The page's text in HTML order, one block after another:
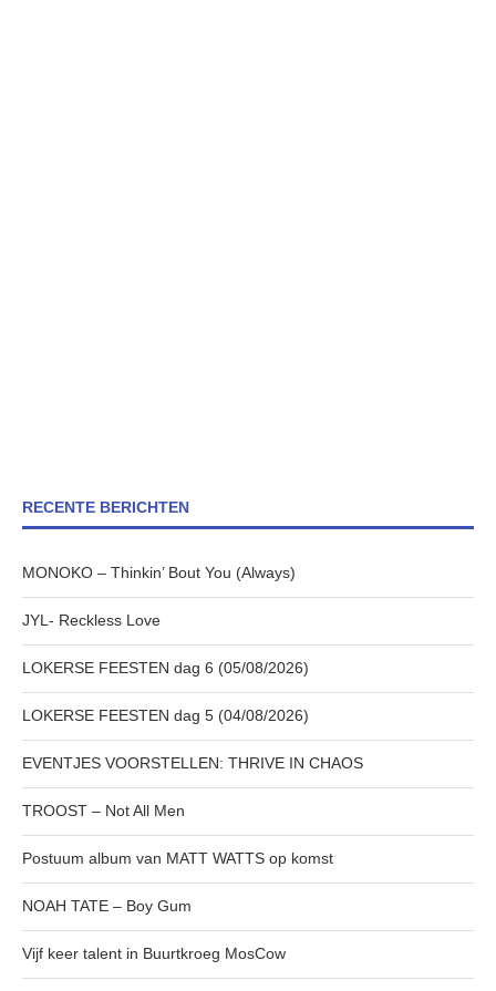
RECENTE BERICHTEN
MONOKO – Thinkin’ Bout You (Always)
JYL- Reckless Love
LOKERSE FEESTEN dag 6 (05/08/2026)
LOKERSE FEESTEN dag 5 (04/08/2026)
EVENTJES VOORSTELLEN: THRIVE IN CHAOS
TROOST – Not All Men
Postuum album van MATT WATTS op komst
NOAH TATE – Boy Gum
Vijf keer talent in Buurtkroeg MosCow